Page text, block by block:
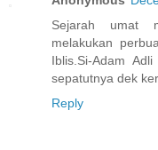
Sejarah umat
melakukan
Iblis.Si-Adam
sepatutnya dek
Reply